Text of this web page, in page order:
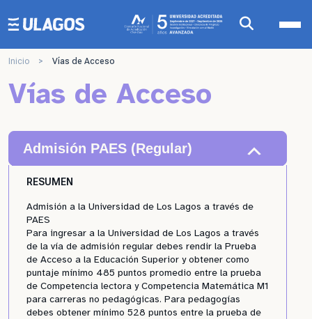
Ulagos Template
Inicio > Vías de Acceso
Vías de Acceso
Admisión PAES (Regular)
RESUMEN
Admisión a la Universidad de Los Lagos a través de
PAES
Para ingresar a la Universidad de Los Lagos a través
de la vía de admisión regular debes rendir la Prueba
de Acceso a la Educación Superior y obtener como
puntaje mínimo 485 puntos promedio entre la prueba
de Competencia lectora y Competencia Matemática M1
para carreras no pedagógicas. Para pedagogías
debes obtener mínimo 528 puntos entre la prueba de